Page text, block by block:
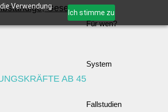
Verwendung
Ich stimme zu
Für wen?
System
Fallstudien
AB 45